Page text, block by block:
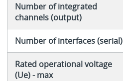
Number of integrated
channels (output)
Number of interfaces (serial)
Rated operational voltage
(Ue) - max